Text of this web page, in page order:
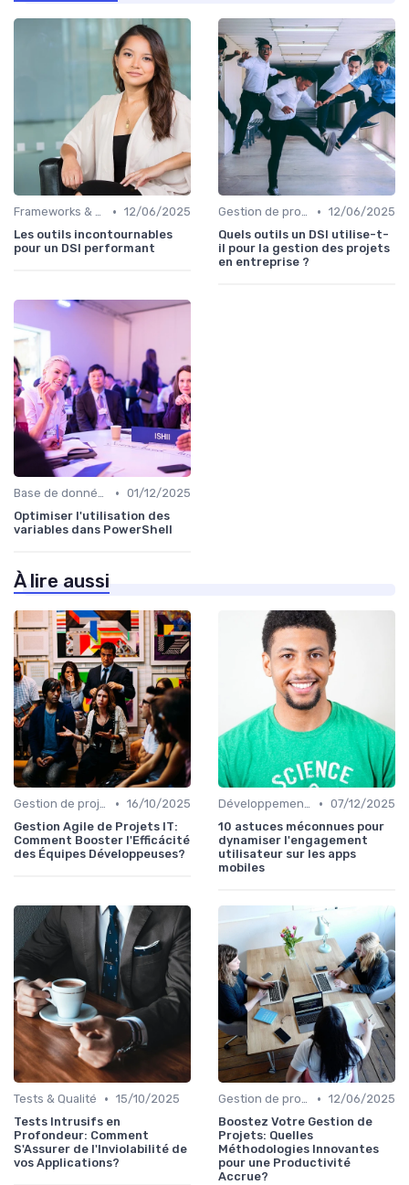
Frameworks & Outils • 12/06/2025
Les outils incontournables
pour un DSI performant
Gestion de projets • 12/06/2025
Quels outils un DSI utilise-t-
il pour la gestion des projets
en entreprise ?
Base de données • 01/12/2025
Optimiser l'utilisation des
variables dans PowerShell
À lire aussi
Gestion de projets • 16/10/2025
Gestion Agile de Projets IT:
Comment Booster l'Efficácité
des Équipes Développeuses?
Développement mobile • 07/12/2025
10 astuces méconnues pour
dynamiser l'engagement
utilisateur sur les apps
mobiles
Tests & Qualité • 15/10/2025
Tests Intrusifs en
Profondeur: Comment
S'Assurer de l'Inviolabilité de
vos Applications?
Gestion de projets • 12/06/2025
Boostez Votre Gestion de
Projets: Quelles
Méthodologies Innovantes
pour une Productivité
Accrue?